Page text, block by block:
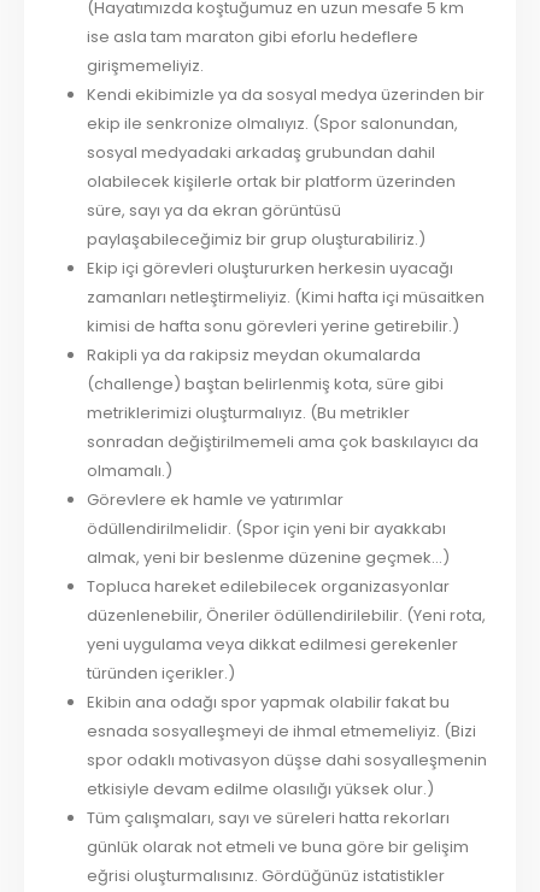
(Hayatımızda koştuğumuz en uzun mesafe 5 km
ise asla tam maraton gibi eforlu hedeflere
girişmemeliyiz.
Kendi ekibimizle ya da sosyal medya üzerinden bir
ekip ile senkronize olmalıyız. (Spor salonundan,
sosyal medyadaki arkadaş grubundan dahil
olabilecek kişilerle ortak bir platform üzerinden
süre, sayı ya da ekran görüntüsü
paylaşabileceğimiz bir grup oluşturabiliriz.)
Ekip içi görevleri oluştururken herkesin uyacağı
zamanları netleştirmeliyiz. (Kimi hafta içi müsaitken
kimisi de hafta sonu görevleri yerine getirebilir.)
Rakipli ya da rakipsiz meydan okumalarda
(challenge) baştan belirlenmiş kota, süre gibi
metriklerimizi oluşturmalıyız. (Bu metrikler
sonradan değiştirilmemeli ama çok baskılayıcı da
olmamalı.)
Görevlere ek hamle ve yatırımlar
ödüllendirilmelidir. (Spor için yeni bir ayakkabı
almak, yeni bir beslenme düzenine geçmek…)
Topluca hareket edilebilecek organizasyonlar
düzenlenebilir, Öneriler ödüllendirilebilir. (Yeni rota,
yeni uygulama veya dikkat edilmesi gerekenler
türünden içerikler.)
Ekibin ana odağı spor yapmak olabilir fakat bu
esnada sosyalleşmeyi de ihmal etmemeliyiz. (Bizi
spor odaklı motivasyon düşse dahi sosyalleşmenin
etkisiyle devam edilme olasılığı yüksek olur.)
Tüm çalışmaları, sayı ve süreleri hatta rekorları
günlük olarak not etmeli ve buna göre bir gelişim
eğrisi oluşturmalısınız. Gördüğünüz istatistikler